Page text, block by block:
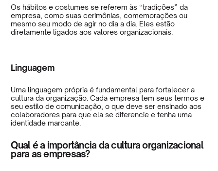
Os hábitos e costumes se referem às “tradições” da
empresa, como suas cerimônias, comemorações ou
mesmo seu modo de agir no dia a dia. Eles estão
diretamente ligados aos valores organizacionais.
Linguagem
Uma linguagem própria é fundamental para fortalecer a
cultura da organização. Cada empresa tem seus termos e
seu estilo de comunicação, o que deve ser ensinado aos
colaboradores para que ela se diferencie e tenha uma
identidade marcante.
Qual é a importância da cultura organizacional
para as empresas?